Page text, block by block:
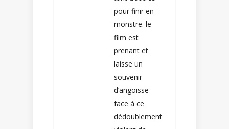
pour finir en
monstre. le
film est
prenant et
laisse un
souvenir
d’angoisse
face à ce
dédoublement